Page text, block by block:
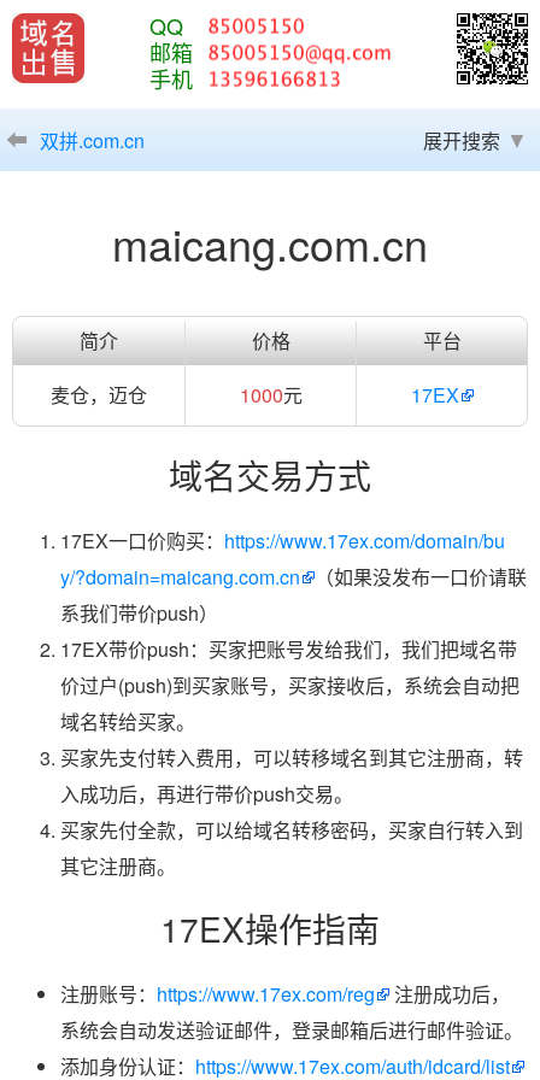
QQ
邮箱
手机
双拼.com.cn 展开搜索
maicang.com.cn
简介 价格
平台
麦仓，迈仓
1000元 17EX
域名交易方式
17EX一口价购买： https://www.17ex.com/domain/bu
y/?domain=maicang.com.cn
（如果没发布一口价请联
系我们带价push）
17EX带价push：买家把账号发给我们，我们把域名带
价过户(push)到买家账号，买家接收后，系统会自动把
域名转给买家。
买家先支付转入费用，可以转移域名到其它注册商，转
入成功后，再进行带价push交易。
买家先付全款，可以给域名转移密码，买家自行转入到
其它注册商。
17EX操作指南
注册账号： https://www.17ex.com/reg
注册成功后，
系统会自动发送验证邮件，登录邮箱后进行邮件验证。
添加身份认证： https://www.17ex.com/auth/idcard/list